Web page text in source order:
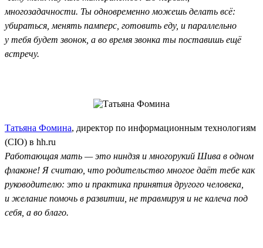
многозадачности. Ты одновременно можешь делать всё:
убираться, менять памперс, готовить еду, и параллельно
у тебя будет звонок, а во время звонка ты поставишь ещё
встречу.
Татьяна Фомина, директор по информационным технологиям
(CIO) в hh.ru
Работающая мать — это ниндзя и многорукий Шива в одном
флаконе! Я считаю, что родительство многое даёт тебе как
руководителю: это и практика принятия другого человека,
и желание помочь в развитии, не травмируя и не калеча под
себя, а во благо.